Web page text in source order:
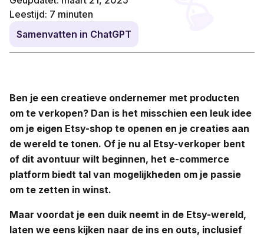
Leestijd: 7 minuten
Samenvatten in ChatGPT
Ben je een creatieve ondernemer met producten
om te verkopen? Dan is het misschien een leuk idee
om je eigen Etsy-shop te openen en je creaties aan
de wereld te tonen. Of je nu al Etsy-verkoper bent
of dit avontuur wilt beginnen, het e-commerce
platform biedt tal van mogelijkheden om je passie
om te zetten in winst.
Maar voordat je een duik neemt in de Etsy-wereld,
laten we eens kijken naar de ins en outs, inclusief